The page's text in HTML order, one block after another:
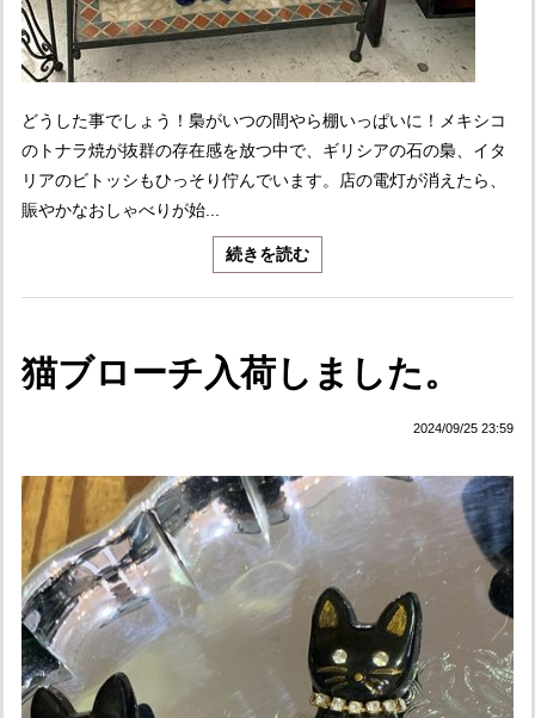
どうした事でしょう！梟がいつの間やら棚いっぱいに！メキシコ
のトナラ焼が抜群の存在感を放つ中で、ギリシアの石の梟、イタ
リアのビトッシもひっそり佇んでいます。店の電灯が消えたら、
賑やかなおしゃべりが始...
続きを読む
猫ブローチ入荷しました。
2024/09/25 23:59